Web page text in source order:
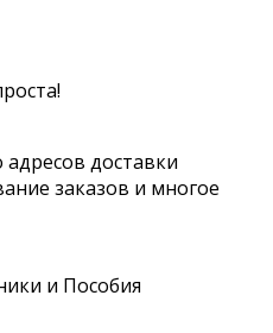
доставки
заказов и многое
и Пособия